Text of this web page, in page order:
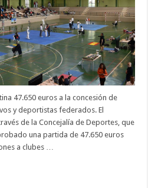
47.650 euros a la concesión de
y deportistas federados. El
de la Concejalía de Deportes, que
una partida de 47.650 euros
a clubes …